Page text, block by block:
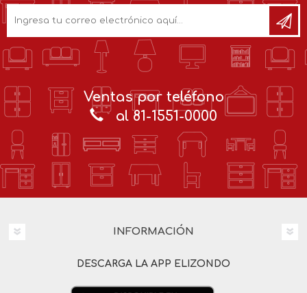
Ventas por teléfono
al 81-1551-0000
INFORMACIÓN
DESCARGA LA APP ELIZONDO